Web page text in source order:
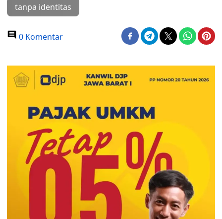
tanpa identitas
0 Komentar